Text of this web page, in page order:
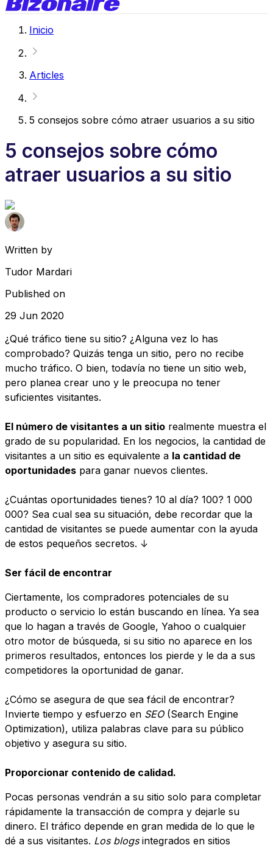
Inicio
Articles
5 consejos sobre cómo atraer usuarios a su sitio
5 consejos sobre cómo
atraer usuarios a su sitio
Written by
Tudor Mardari
Published on
29 Jun 2020
¿Qué tráfico tiene su sitio? ¿Alguna vez lo has
comprobado? Quizás tenga un sitio, pero no recibe
mucho tráfico. O bien, todavía no tiene un sitio web,
pero planea crear uno y le preocupa no tener
suficientes visitantes.
El número de visitantes a un sitio realmente muestra el
grado de su popularidad. En los negocios, la cantidad de
visitantes a un sitio es equivalente a la cantidad de
oportunidades para ganar nuevos clientes.
¿Cuántas oportunidades tienes? 10 al día? 100? 1 000
000? Sea cual sea su situación, debe recordar que la
cantidad de visitantes se puede aumentar con la ayuda
de estos pequeños secretos. ↓
Ser fácil de encontrar
Ciertamente, los compradores potenciales de su
producto o servicio lo están buscando en línea. Ya sea
que lo hagan a través de Google, Yahoo o cualquier
otro motor de búsqueda, si su sitio no aparece en los
primeros resultados, entonces los pierde y le da a sus
competidores la oportunidad de ganar.
¿Cómo se asegura de que sea fácil de encontrar?
Invierte tiempo y esfuerzo en SEO (Search Engine
Optimization), utiliza palabras clave para su público
objetivo y asegura su sitio.
Proporcionar contenido de calidad.
Pocas personas vendrán a su sitio solo para completar
rápidamente la transacción de compra y dejarle su
dinero. El tráfico depende en gran medida de lo que le
dé a sus visitantes. Los blogs integrados en sitios